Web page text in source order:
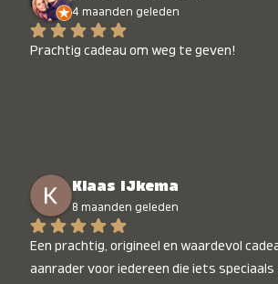
4 maanden geleden
Prachtig cadeau om weg te geven!
Klaas IJkema
8 maanden geleden
Een prachtig, origineel en waardevol
aanrader voor iedereen die iets